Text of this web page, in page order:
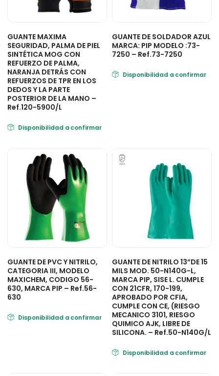
GUANTE MAXIMA
SEGURIDAD, PALMA DE PIEL
SINTÉTICA MOG CON
REFUERZO DE PALMA,
NARANJA DETRÁS CON
REFUERZOS DE TPR EN LOS
DEDOS Y LA PARTE
POSTERIOR DE LA MANO –
Ref.120-5900/L
Disponibilidad a confirmar
GUANTE DE SOLDADOR AZUL
MARCA: PIP MODELO :73-
7250 – Ref.73-7250
Disponibilidad a confirmar
GUANTE DE PVC Y NITRILO,
CATEGORIA III, MODELO
MAXICHEM, CODIGO 56-
630, MARCA PIP – Ref.56-
630
Disponibilidad a confirmar
GUANTE DE NITRILO 13”DE 15
MILS MOD. 50-N140G-L,
MARCA PIP, SISE L. CUMPLE
CON 21CFR, 170-199,
APROBADO POR CFIA,
CUMPLE CON CE, (RIESGO
MECANICO 3101, RIESGO
QUIMICO AJK, LIBRE DE
SILICONA. – Ref.50-N140G/L
Disponibilidad a confirmar